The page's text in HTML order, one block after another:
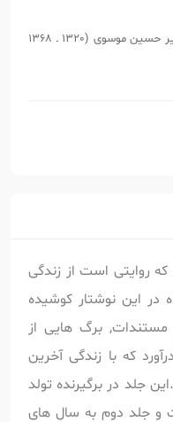
کتاب آخرین نخست وزیر زندگی و زمانه میر حسین موسوی (1320 ـ 1368
روایتی است از زندگی
در این نوشتار کوشیده
برگ هایی از
که با زندگی آخرین
جلد در برگیرنده تولد
و جلد دوم به سال های